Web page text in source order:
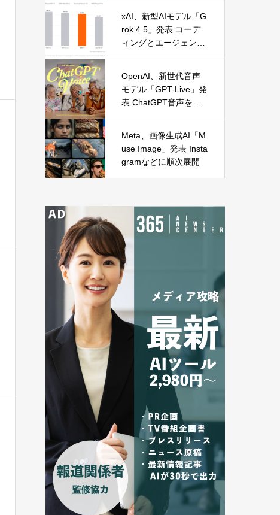
xAI、新型AIモデル「G
rok 4.5」発表 コーデ
ィングとエージェント
OpenAI、新世代音声
モデル「GPT-Live」発
表 ChatGPT音声を全
Meta、画像生成AI「M
use Image」発表 Insta
gramなどに順次展開